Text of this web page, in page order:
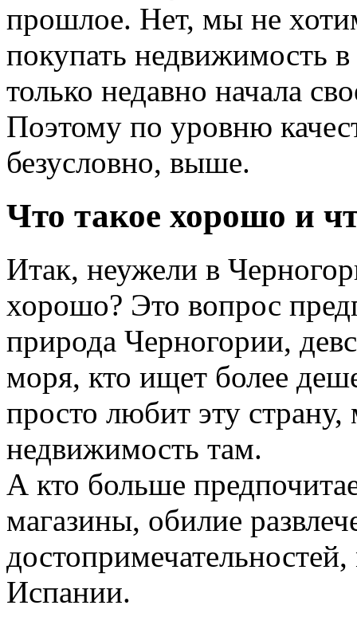
прошлое. Нет, мы не
покупать недвижимость
только недавно начала
Поэтому по уровню
безусловно, выше.
Что такое хорошо и
Итак, неужели в
хорошо? Это вопрос
природа Черногории,
моря, кто ищет более
просто любит эту
недвижимость там.
А кто больше
магазины, обилие
Испании.